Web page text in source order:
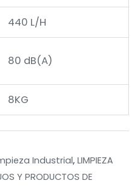
440 L/H
80 dB(A)
8KG
Industrial,LIMPIEZA
Y PRODUCTOS DE